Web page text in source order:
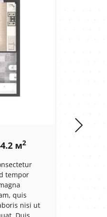
м2
tempor
quis
nisi ut